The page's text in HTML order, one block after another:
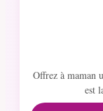
Offrez à maman
est